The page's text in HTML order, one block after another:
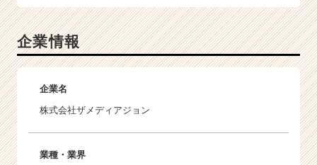
企業情報
企業名
株式会社ザメディアジョン
業種・業界